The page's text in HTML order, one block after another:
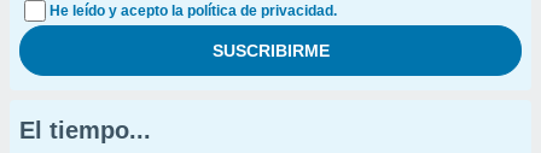
He leído y acepto la política de privacidad.
El tiempo...